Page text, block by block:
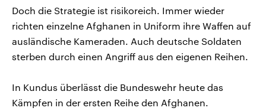
Doch die Strategie ist risikoreich. Immer wieder
richten einzelne Afghanen in Uniform ihre Waffen auf
ausländische Kameraden. Auch deutsche Soldaten
sterben durch einen Angriff aus den eigenen Reihen.
In Kundus überlässt die Bundeswehr heute das
Kämpfen in der ersten Reihe den Afghanen.